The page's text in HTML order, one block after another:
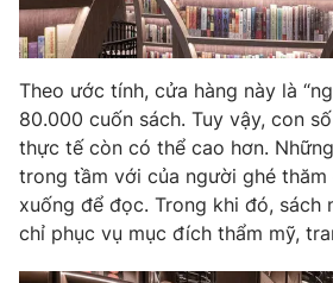
Theo ước tính, cửa hàng này là
80.000 cuốn sách. Tuy vậy, con
thực tế còn có thể cao hơn.
trong tầm với của người ghé
xuống để đọc. Trong khi đó, sách
chỉ phục vụ mục đích thẩm mỹ,